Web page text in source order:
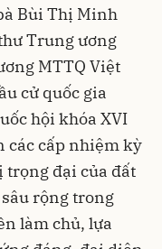
Bùi Thị Minh
Trung ương
MTTQ Việt
cử quốc gia
hội khóa XVI
các cấp nhiệm kỳ
đại của đất
rộng trong
làm chủ, lựa